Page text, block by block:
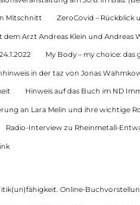
Mitschnitt ZeroCovid – Rückblick
dem Arzt Andreas Klein und
My Body – my choice:
in der taz von Jonas
Hinweis auf das Buch im ND
an Lara Melin und ihre wichtige
Radio-Interview zu Rheinmetall-
Online-Buchvorstellung